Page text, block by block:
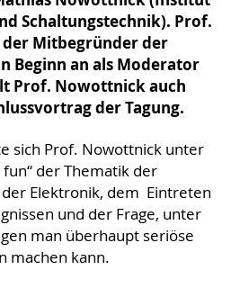
Schaltungstechnik). Prof.
Mitbegründer der
Beginn an als Moderator
Prof. Nowottnick auch
der Tagung.
sich Prof. Nowottnick unter
der Thematik der
Elektronik, dem Eintreten
und der Frage, unter
man überhaupt seriöse
machen kann.